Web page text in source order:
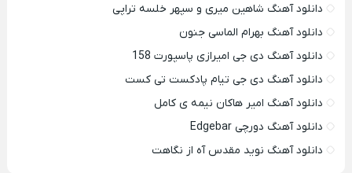
دانلود آهنگ شاهین میری و سپهر خلسه تراپی
دانلود آهنگ بهرام الماسی جنون
دانلود آهنگ دی جی امیرازی پاسپورت 158
دانلود آهنگ دی جی تیام پادکست تی کست
دانلود آهنگ امیر هاکان نیمه ی کامل
دانلود آهنگ دورچی Edgebar
دانلود آهنگ نوید مقدس آه از نگاهت